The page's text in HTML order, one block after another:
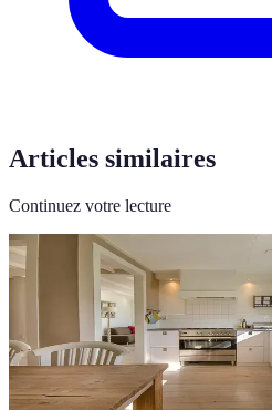
Articles similaires
Continuez votre lecture